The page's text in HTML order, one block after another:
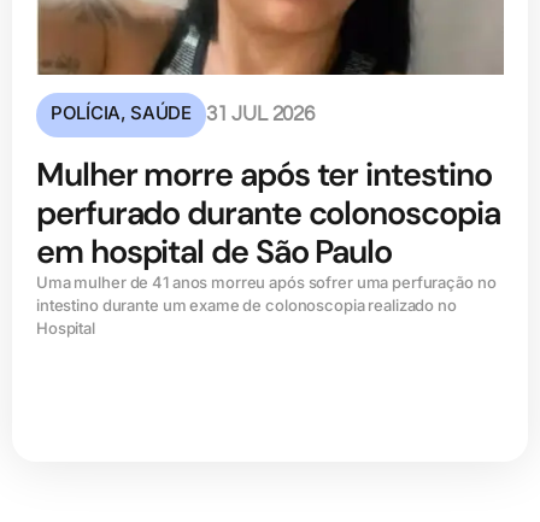
POLÍCIA,SAÚDE 31 JUL 2026
Mulher morre após ter intestino
perfurado durante colonoscopia
em hospital de São Paulo
Uma mulher de 41 anos morreu após sofrer uma perfuração no
intestino durante um exame de colonoscopia realizado no
Hospital